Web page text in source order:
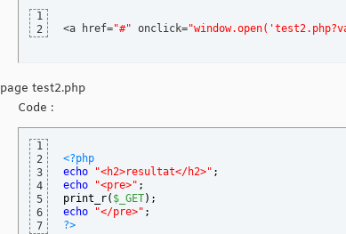
1
2
<a href="#" onclick=
page test2.php
Code :
1
2
3
4
5
6
7
<?php
echo
"<h2>resultat</h2>" ;
echo
"<pre>" ;
print_r( $_GET) ;
echo
"</pre>" ;
?>